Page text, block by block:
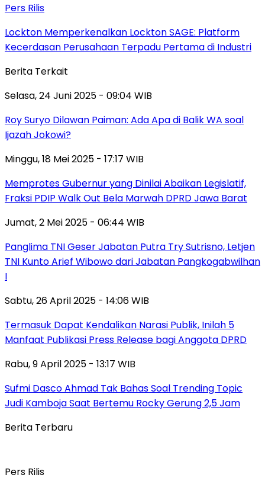
Pers Rilis
Lockton Memperkenalkan Lockton SAGE: Platform
Kecerdasan Perusahaan Terpadu Pertama di Industri
Berita Terkait
Selasa, 24 Juni 2025 - 09:04 WIB
Roy Suryo Dilawan Paiman: Ada Apa di Balik WA soal
Ijazah Jokowi?
Minggu, 18 Mei 2025 - 17:17 WIB
Memprotes Gubernur yang Dinilai Abaikan Legislatif,
Fraksi PDIP Walk Out Bela Marwah DPRD Jawa Barat
Jumat, 2 Mei 2025 - 06:44 WIB
Panglima TNI Geser Jabatan Putra Try Sutrisno, Letjen
TNI Kunto Arief Wibowo dari Jabatan Pangkogabwilhan
I
Sabtu, 26 April 2025 - 14:06 WIB
Termasuk Dapat Kendalikan Narasi Publik, Inilah 5
Manfaat Publikasi Press Release bagi Anggota DPRD
Rabu, 9 April 2025 - 13:17 WIB
Sufmi Dasco Ahmad Tak Bahas Soal Trending Topic
Judi Kamboja Saat Bertemu Rocky Gerung 2,5 Jam
Berita Terbaru
Pers Rilis